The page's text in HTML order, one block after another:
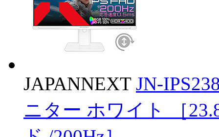
JAPANNEXT JN-
ニター ホワイト ［